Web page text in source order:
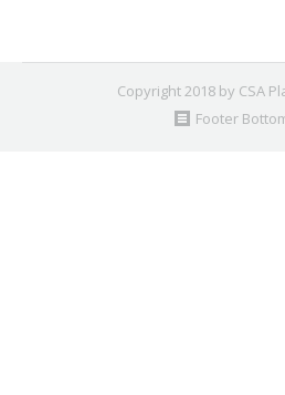
Copyright 2018 by CSA
Footer